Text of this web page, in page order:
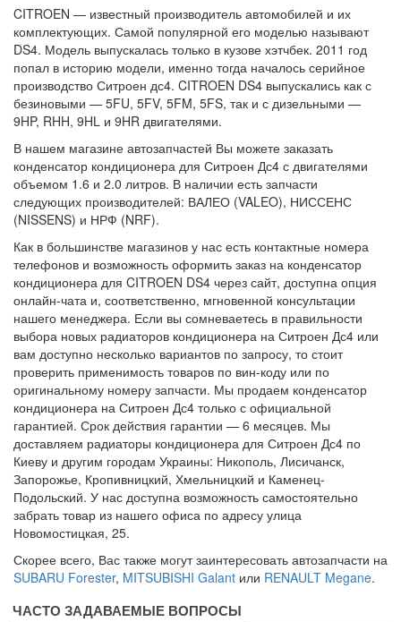
CITROEN — известный производитель автомобилей и их
комплектующих. Самой популярной его моделью называют
DS4. Модель выпускалась только в кузове хэтчбек. 2011 год
попал в историю модели, именно тогда началось серийное
производство Ситроен дс4. CITROEN DS4 выпускались как с
безиновыми — 5FU, 5FV, 5FM, 5FS, так и с дизельными —
9HP, RHH, 9HL и 9HR двигателями.
В нашем магазине автозапчастей Вы можете заказать
конденсатор кондиционера для Ситроен Дс4 с двигателями
объемом 1.6 и 2.0 литров. В наличии есть запчасти
следующих производителей: ВАЛЕО (VALEO), НИССЕНС
(NISSENS) и НРФ (NRF).
Как в большинстве магазинов у нас есть контактные номера
телефонов и возможность оформить заказ на конденсатор
кондиционера для CITROEN DS4 через сайт, доступна опция
онлайн-чата и, соответственно, мгновенной консультации
нашего менеджера. Если вы сомневаетесь в правильности
выбора новых радиаторов кондиционера на Ситроен Дс4 или
вам доступно несколько вариантов по запросу, то стоит
проверить применимость товаров по вин-коду или по
оригинальному номеру запчасти. Мы продаем конденсатор
кондиционера на Ситроен Дс4 только с официальной
гарантией. Срок действия гарантии — 6 месяцев. Мы
доставляем радиаторы кондиционера для Ситроен Дс4 по
Киеву и другим городам Украины: Никополь, Лисичанск,
Запорожье, Кропивницкий, Хмельницкий и Каменец-
Подольский. У нас доступна возможность самостоятельно
забрать товар из нашего офиса по адресу улица
Новомостицкая, 25.
Скорее всего, Вас также могут заинтересовать автозапчасти на
SUBARU Forester, MITSUBISHI Galant или RENAULT Megane.
ЧАСТО ЗАДАВАЕМЫЕ ВОПРОСЫ